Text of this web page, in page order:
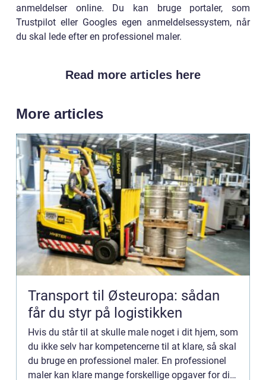
anmeldelser online. Du kan bruge portaler, som
Trustpilot eller Googles egen anmeldelsessystem, når
du skal lede efter en professionel maler.
Read more articles here
More articles
Transport til Østeuropa: sådan
får du styr på logistikken
Hvis du står til at skulle male noget i dit hjem, som
du ikke selv har kompetencerne til at klare, så skal
du bruge en professionel maler. En professionel
maler kan klare mange forskellige opgaver for dig